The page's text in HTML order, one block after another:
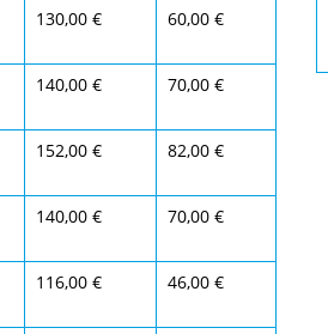
130,00 € 60,00 €
140,00 € 70,00 €
152,00 € 82,00 €
140,00 € 70,00 €
116,00 € 46,00 €